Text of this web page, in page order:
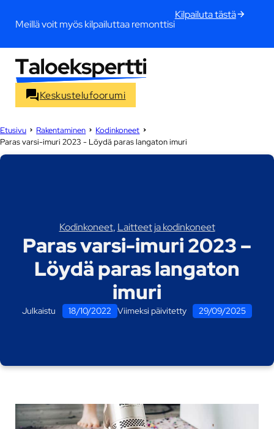
Meillä voit myös kilpailuttaa remonttisi
Kilpailuta tästä
Keskustelufoorumi
Etusivu Rakentaminen
Kodinkoneet
Paras varsi-imuri 2023 - Löydä paras langaton imuri
Kodinkoneet, Laitteet ja kodinkoneet
Paras varsi-imuri 2023 –
Löydä paras langaton
imuri
Julkaistu 18/10/2022 Viimeksi päivitetty 29/09/2025